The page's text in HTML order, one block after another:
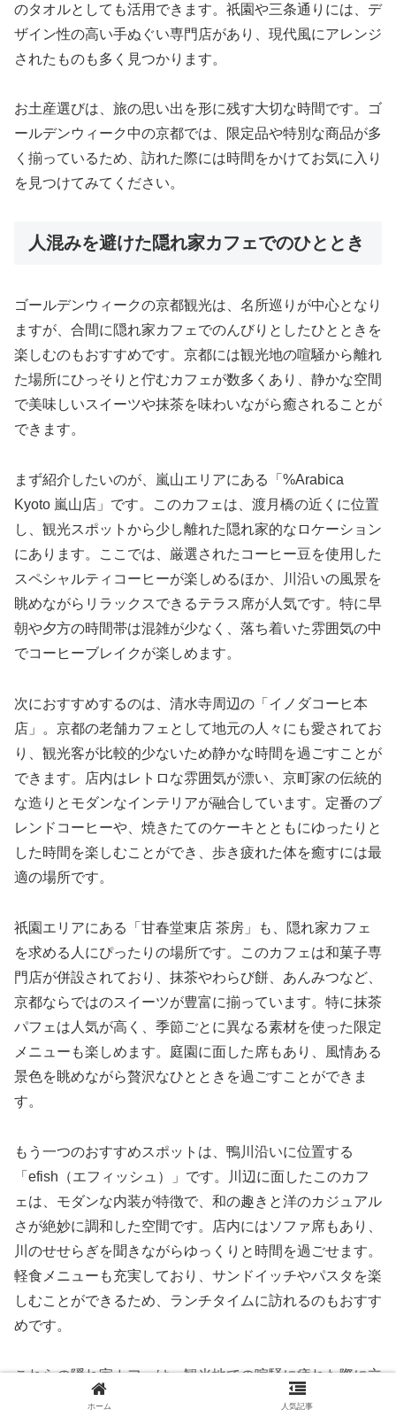
のタオルとしても活用できます。祇園や三条通りには、デ
ザイン性の高い手ぬぐい専門店があり、現代風にアレンジ
されたものも多く見つかります。
お土産選びは、旅の思い出を形に残す大切な時間です。ゴ
ールデンウィーク中の京都では、限定品や特別な商品が多
く揃っているため、訪れた際には時間をかけてお気に入り
を見つけてみてください。
人混みを避けた隠れ家カフェでのひととき
ゴールデンウィークの京都観光は、名所巡りが中心となり
ますが、合間に隠れ家カフェでのんびりとしたひとときを
楽しむのもおすすめです。京都には観光地の喧騒から離れ
た場所にひっそりと佇むカフェが数多くあり、静かな空間
で美味しいスイーツや抹茶を味わいながら癒されることが
できます。
まず紹介したいのが、嵐山エリアにある「%Arabica
Kyoto 嵐山店」です。このカフェは、渡月橋の近くに位置
し、観光スポットから少し離れた隠れ家的なロケーション
にあります。ここでは、厳選されたコーヒー豆を使用した
スペシャルティコーヒーが楽しめるほか、川沿いの風景を
眺めながらリラックスできるテラス席が人気です。特に早
朝や夕方の時間帯は混雑が少なく、落ち着いた雰囲気の中
でコーヒーブレイクが楽しめます。
次におすすめするのは、清水寺周辺の「イノダコーヒ本
店」。京都の老舗カフェとして地元の人々にも愛されてお
り、観光客が比較的少ないため静かな時間を過ごすことが
できます。店内はレトロな雰囲気が漂い、京町家の伝統的
な造りとモダンなインテリアが融合しています。定番のブ
レンドコーヒーや、焼きたてのケーキとともにゆったりと
した時間を楽しむことができ、歩き疲れた体を癒すには最
適の場所です。
祇園エリアにある「甘春堂東店 茶房」も、隠れ家カフェ
を求める人にぴったりの場所です。このカフェは和菓子専
門店が併設されており、抹茶やわらび餅、あんみつなど、
京都ならではのスイーツが豊富に揃っています。特に抹茶
パフェは人気が高く、季節ごとに異なる素材を使った限定
メニューも楽しめます。庭園に面した席もあり、風情ある
景色を眺めながら贅沢なひとときを過ごすことができま
す。
もう一つのおすすめスポットは、鴨川沿いに位置する
「efish（エフィッシュ）」です。川辺に面したこのカフ
ェは、モダンな内装が特徴で、和の趣きと洋のカジュアル
さが絶妙に調和した空間です。店内にはソファ席もあり、
川のせせらぎを聞きながらゆっくりと時間を過ごせます。
軽食メニューも充実しており、サンドイッチやパスタを楽
しむことができるため、ランチタイムに訪れるのもおすす
めです。
これらの隠れ家カフェは、観光地での喧騒に疲れた際に立
ち寄るのに最適です。美味しいコーヒーやスイーツを楽し
ホーム 人気記事